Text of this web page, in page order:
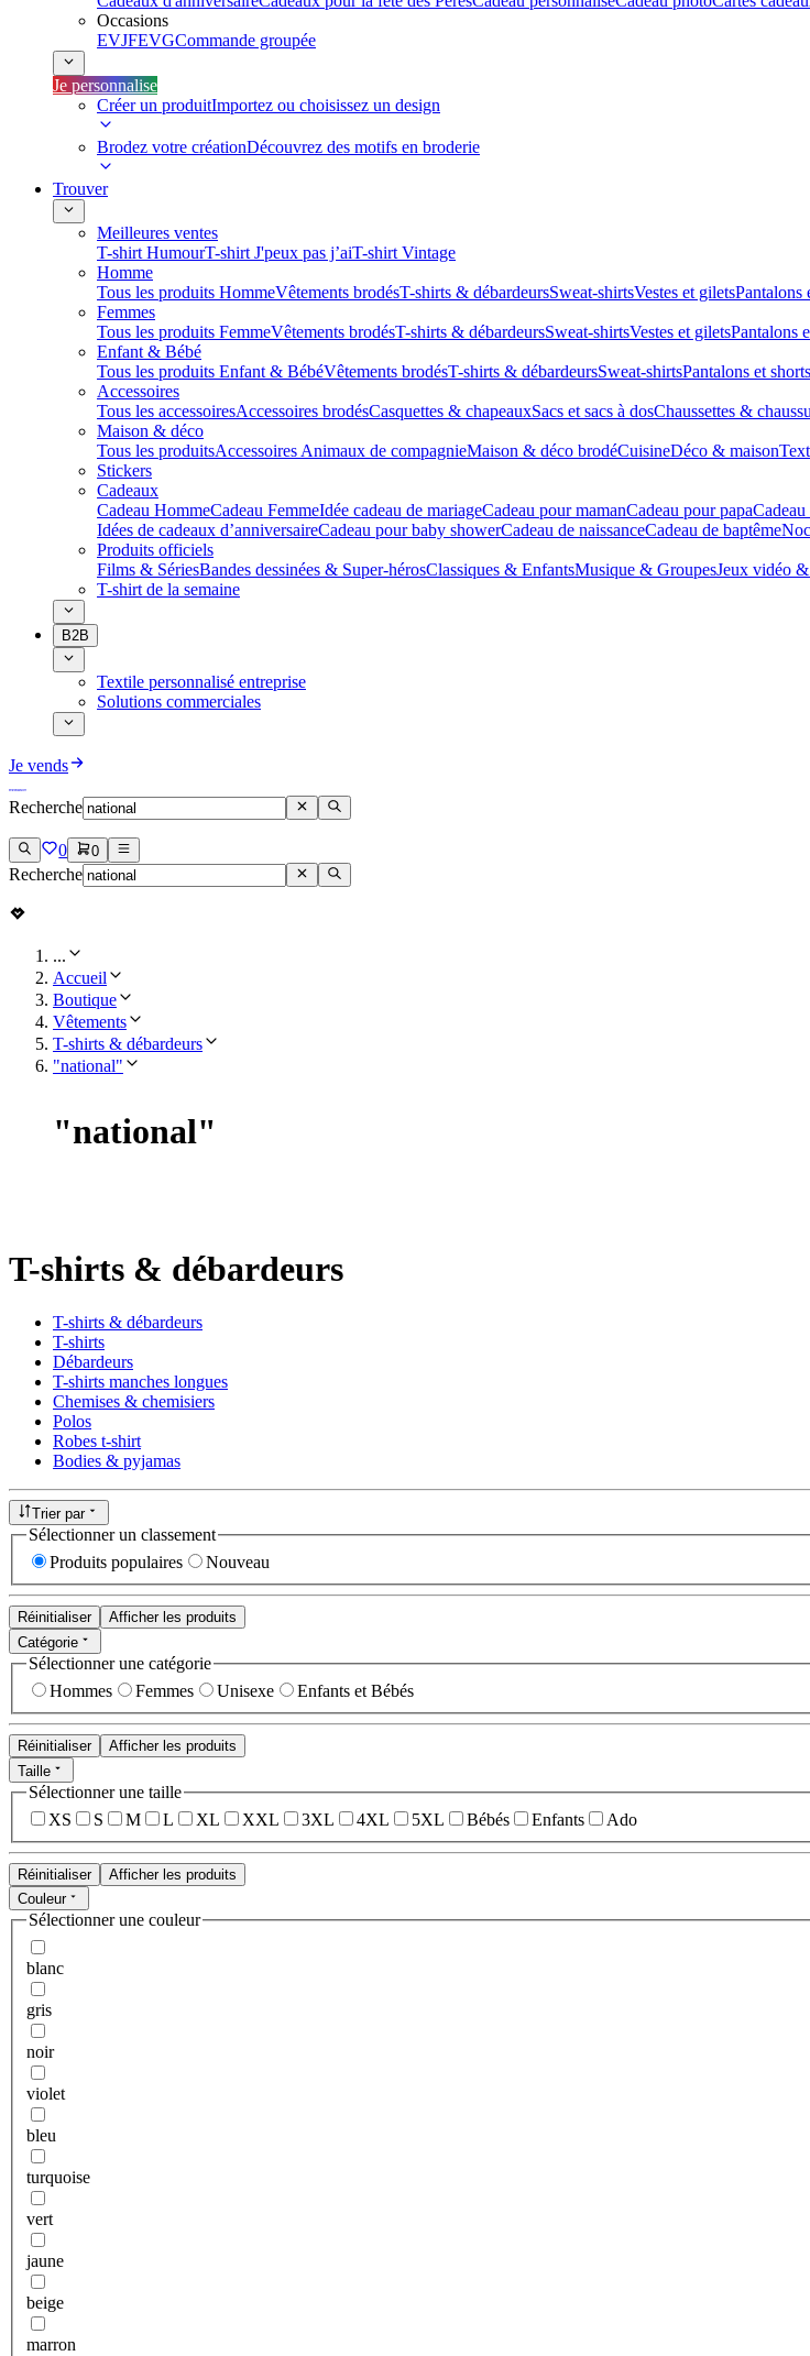
Occasions
EVJFEVGCommande groupée
Je personnalise
Créer un produitImportez ou choisissez un design
Brodez votre créationDécouvrez des motifs en broderie
Trouver
Meilleures ventes
T-shirt HumourT-shirt J'peux pas j’aiT-shirt Vintage
Homme
Tous les produits HommeVêtements brodésT-shirts & débardeursSweat-shirtsVestes et giletsPantalons
Femmes
Tous les produits FemmeVêtements brodésT-shirts & débardeursSweat-shirtsVestes et giletsPantalons
Enfant & Bébé
Tous les produits Enfant & BébéVêtements brodésT-shirts & débardeursSweat-shirtsPantalons et shorts
Accessoires
Tous les accessoiresAccessoires brodésCasquettes & chapeauxSacs et sacs à dosChaussettes &
Maison & déco
Tous les produitsAccessoires Animaux de compagnieMaison & déco brodéCuisineDéco & maison
Stickers
Cadeaux
Cadeau HommeCadeau FemmeIdée cadeau de mariage​Cadeau pour mamanCadeau pour papa
Idées de cadeaux d’anniversaireCadeau pour baby showerCadeau de naissanceCadeau de baptême
Produits officiels
Films & SériesBandes dessinées & Super-hérosClassiques & EnfantsMusique & GroupesJeux vidéo
T-shirt de la semaine
B2B
Textile personnalisé entreprise
Solutions commerciales
Je vends
Recherche
0 0
Recherche
...
Accueil
Boutique
Vêtements
T-shirts & débardeurs
"national"
"national"
T-shirts & débardeurs
T-shirts & débardeurs
T-shirts
Débardeurs
T-shirts manches longues
Chemises & chemisiers
Polos
Robes t-shirt
Bodies & pyjamas
Trier par
Sélectionner un classement
Produits populaires
Nouveau
Réinitialiser
Afficher les produits
Catégorie
Sélectionner une catégorie
Hommes
Femmes Unisexe Enfants et Bébés
Réinitialiser
Afficher les produits
Taille
Sélectionner une taille
XS
S M L XL XXL 3XL 4XL 5XL Bébés Enfants Ado
Réinitialiser
Afficher les produits
Couleur
Sélectionner une couleur
blanc
gris
noir
violet
bleu
turquoise
vert
jaune
beige
marron